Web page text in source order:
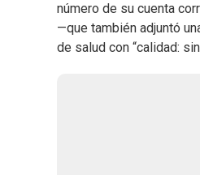
número de su cuenta
—que también adjuntó
de salud con “calidad: